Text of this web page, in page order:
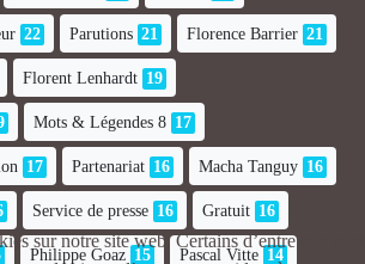
22 Parutions 21 Florence Barrier 21
Florent Lenhardt 19
Mots & Légendes 8 17
17 Partenariat 16 Macha Tanguy 16
Service de presse 16 Gratuit 16
Philippe Goaz 15 Pascal Vitte 14
sur notre site web. Certains d’entre eux sont